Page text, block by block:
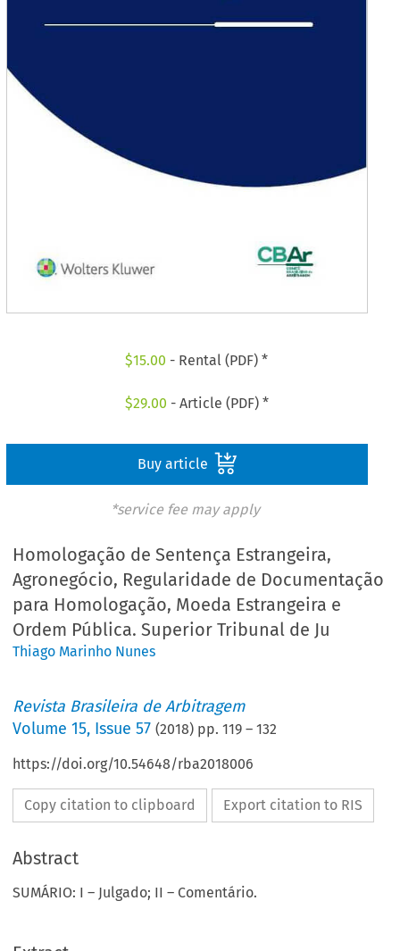
$15.00 - Rental (PDF) *
$29.00 - Article (PDF) *
Buy article
*service fee may apply
Homologação de Sentença Estrangeira,
Agronegócio, Regularidade de Documentação
para Homologação, Moeda Estrangeira e
Ordem Pública. Superior Tribunal de Ju
Thiago Marinho Nunes
Revista Brasileira de Arbitragem
Volume15, Issue 57 (2018) pp.119 –132
https://doi.org/10.54648/rba2018006
Copy citation to clipboard Export citation to RIS
Abstract
SUMÁRIO: I – Julgado; II – Comentário.